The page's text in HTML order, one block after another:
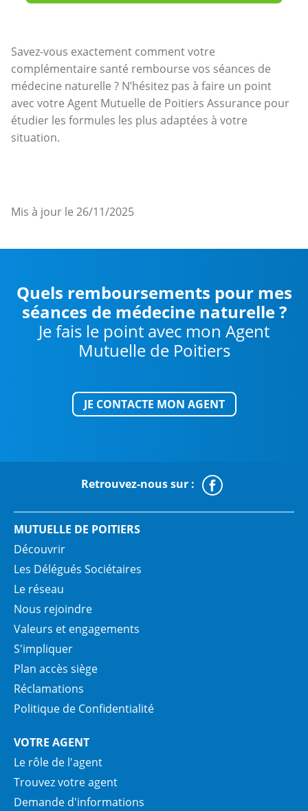
Savez-vous exactement comment votre
complémentaire santé rembourse vos séances de
médecine naturelle ? N’hésitez pas à faire un point
avec votre Agent Mutuelle de Poitiers Assurance pour
étudier les formules les plus adaptées à votre
situation.
Mis à jour le 26/11/2025
Quels remboursements pour mes
séances de médecine naturelle ?
Je fais le point avec mon Agent
Mutuelle de Poitiers
JE CONTACTE MON AGENT
Retrouvez-nous sur :
MUTUELLE DE POITIERS
Découvrir
Les Délégués Sociétaires
Le réseau
Nous rejoindre
Valeurs et engagements
S'impliquer
Plan accès siège
Réclamations
Politique de Confidentialité
VOTRE AGENT
Le rôle de l'agent
Trouvez votre agent
Demande d'informations